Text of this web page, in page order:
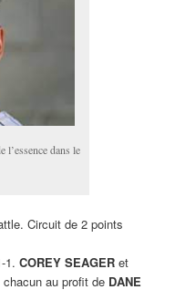
l’essence dans le
Circuit de 2 points
1. COREY SEAGERet
au profit de DANE